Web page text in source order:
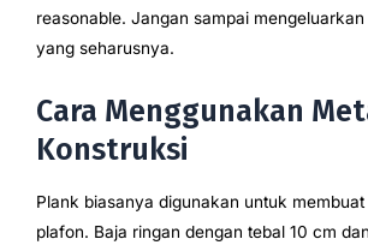
reasonable. Jangan sampai
yang seharusnya.
Cara Menggunakan
Konstruksi
Plank biasanya digunakan untuk membuat
plafon. Baja ringan dengan tebal 10 cm